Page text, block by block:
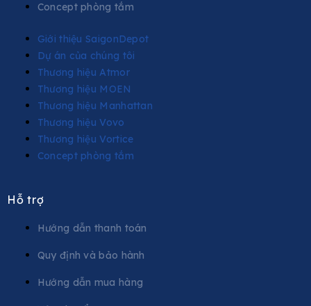
Concept phòng tắm
Giới thiệu SaigonDepot
Dự án của chúng tôi
Thương hiệu Atmor
Thương hiệu MOEN
Thương hiệu Manhattan
Thương hiệu Vovo
Thương hiệu Vortice
Concept phòng tắm
Hỗ trợ
Hướng dẫn thanh toán
Quy định và bảo hành
Hướng dẫn mua hàng